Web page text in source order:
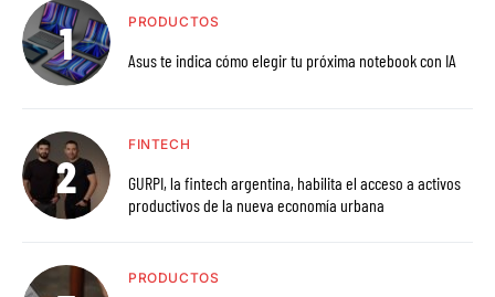
PRODUCTOS
Asus te indica cómo elegir tu próxima notebook con IA
FINTECH
GURPI, la fintech argentina, habilita el acceso a activos
productivos de la nueva economía urbana
PRODUCTOS